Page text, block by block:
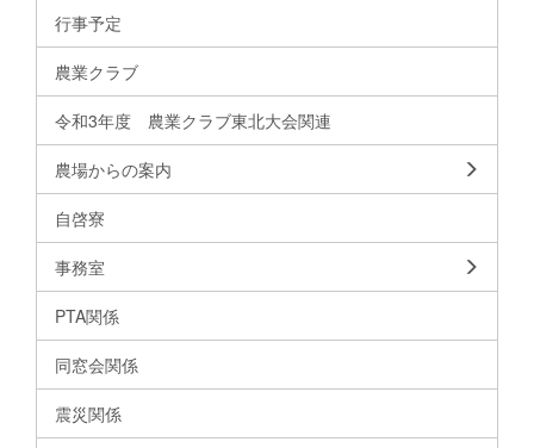
行事予定
農業クラブ
令和3年度 農業クラブ東北大会関連
農場からの案内
自啓寮
事務室
PTA関係
同窓会関係
震災関係